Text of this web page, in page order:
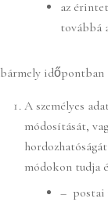
az
továbbá
bármely időpontban
A személyes
módosítását,
módokon tudja
– postai